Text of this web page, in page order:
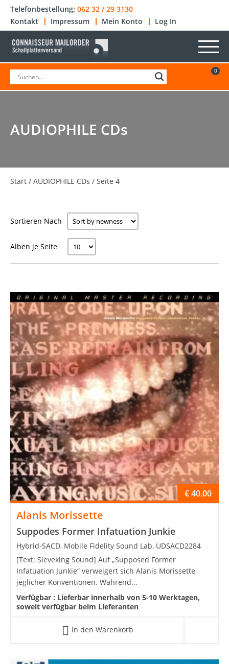
Telefonbestellung: 062 32 / 29 3130
Kontakt
Impressum Mein Konto Log In
0
AUDIOPHILE CDs
Start / AUDIOPHILE CDs / Seite 4
Sortieren Nach
Alben je Seite
Alanis Morissette
Suppodes Former Infatuation Junkie
€40.00
Hybrid-SACD, Mobile Fidelity Sound Lab, UDSACD2284
[Text: Sieveking Sound] Auf „Supposed Former
Infatuation Junkie“ verweigert sich Alanis Morissette
jeglicher Konventionen. Während...
Verfügbar : Lieferbar innerhalb von 5-10 Werktagen,
soweit verfügbar beim Lieferanten
In den Warenkorb